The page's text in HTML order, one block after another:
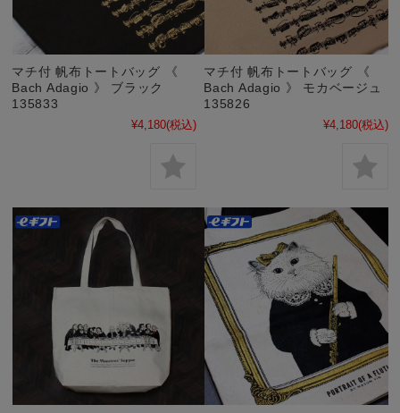
マチ付 帆布トートバッグ 《
Bach Adagio 》 ブラック
135833
¥4,180(税込)
マチ付 帆布トートバッグ 《
Bach Adagio 》 モカベージュ
135826
¥4,180(税込)